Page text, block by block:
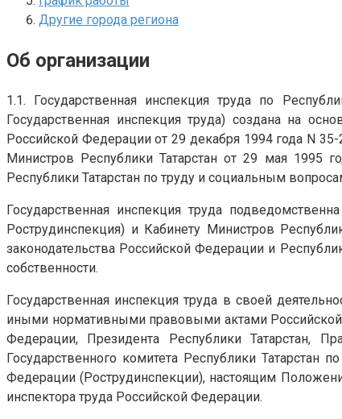
Другие города региона
Об организации
1.1. Государственная инспекция труда по
Государственная инспекция труда) создана на
Российской Федерации от 29 декабря 1994 года N
Министров Республики Татарстан от 29 мая 1995
Республики Татарстан по труду и социальным
Государственная инспекция труда
Рострудинспекция) и Кабинету Министров
законодательства Российской Федерации и
собственности.
Государственная инспекция труда в своей
иными нормативными правовыми актами
Федерации, Президента Республики Татарстан,
Государственного комитета Республики
Федерации (Рострудинспекции), настоящим
инспектора труда Российской Федерации.